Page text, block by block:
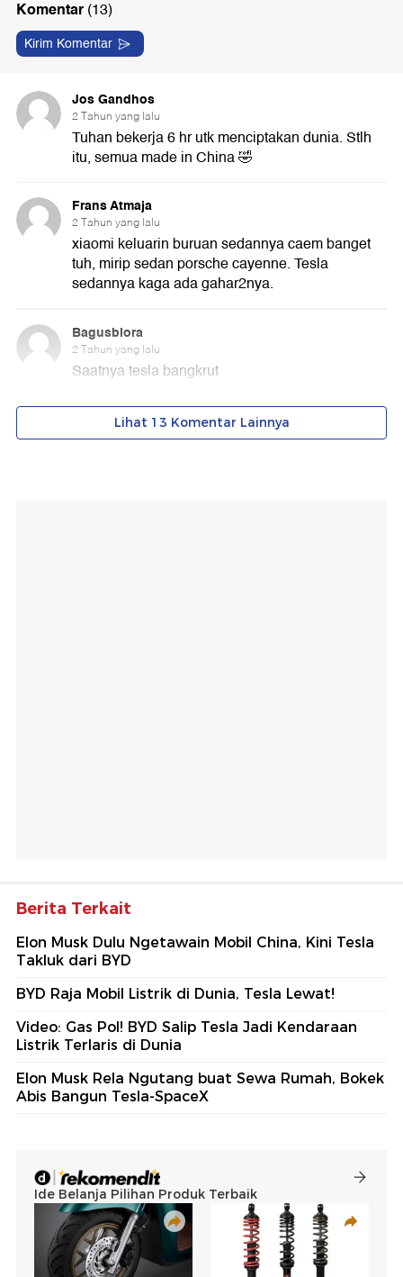
Berita Terkait
Elon Musk Dulu Ngetawain Mobil China, Kini Tesla
Takluk dari BYD
BYD Raja Mobil Listrik di Dunia, Tesla Lewat!
Video: Gas Pol! BYD Salip Tesla Jadi Kendaraan
Listrik Terlaris di Dunia
Elon Musk Rela Ngutang buat Sewa Rumah, Bokek
Abis Bangun Tesla-SpaceX